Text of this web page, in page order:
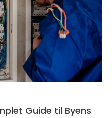
Guide til Byens